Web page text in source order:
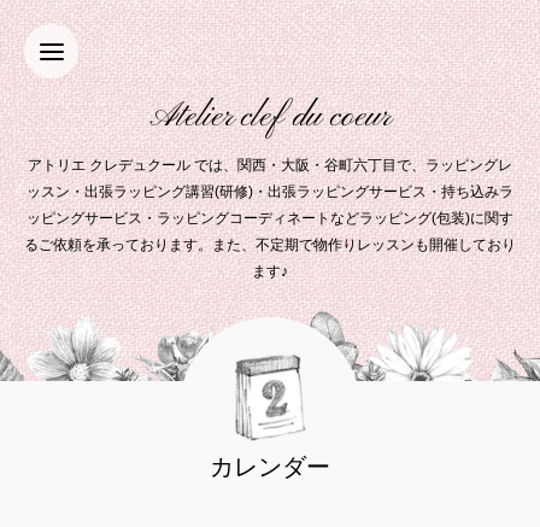
Atelier clef du coeur
アトリエ クレデュクール では、関西・大阪・谷町六丁目で、ラッピングレ
ッスン・出張ラッピング講習(研修)・出張ラッピングサービス・持ち込みラ
ッピングサービス・ラッピングコーディネートなどラッピング(包装)に関す
るご依頼を承っております。また、不定期で物作りレッスンも開催しており
ます♪
カレンダー